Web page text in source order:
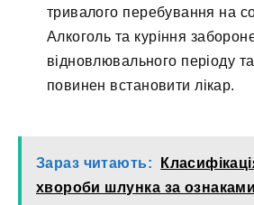
тривалого перебування на
Алкоголь та куріння
відновлювального періоду
повинен встановити лікар.
Зараз читають:
хвороби шлунка за